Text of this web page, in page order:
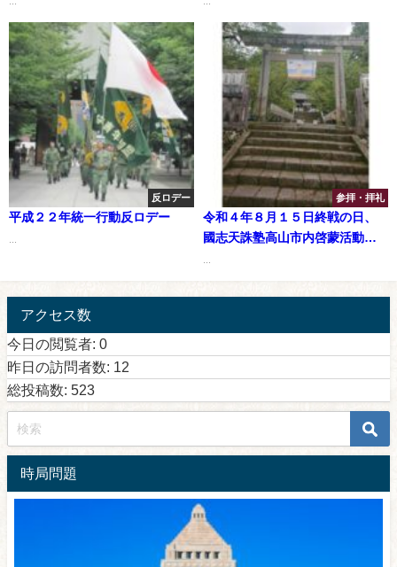
反ロデー
平成２２年統一行動反ロデー
参拝・拝礼
令和４年８月１５日終戦の日、
國志天誅塾高山市内啓蒙活動・
アクセス数
今日の閲覧者: 0
昨日の訪問者数: 12
総投稿数: 523
時局問題